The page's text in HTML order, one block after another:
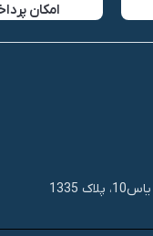
امکان
1335